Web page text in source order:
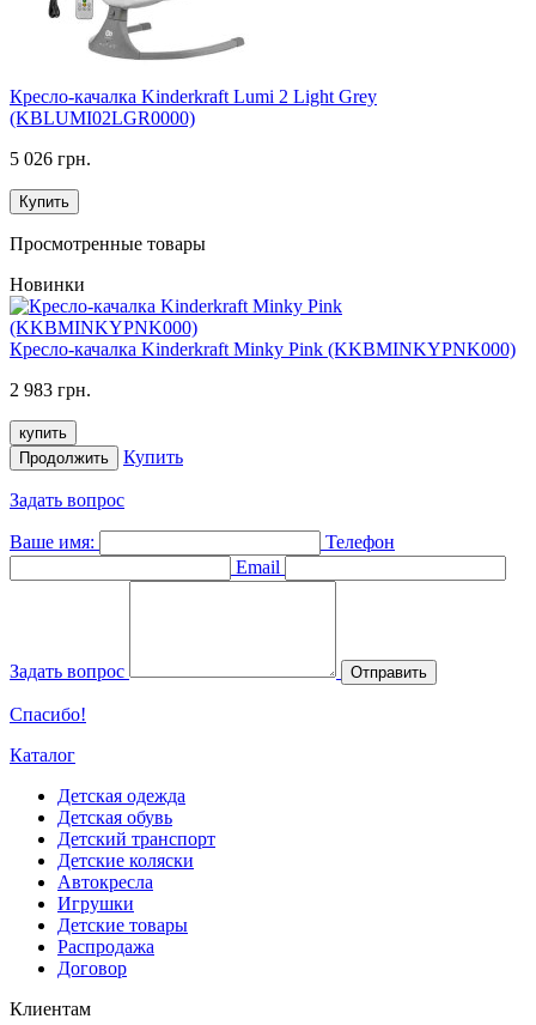
Кресло-качалка Kinderkraft Lumi 2 Light Grey
(KBLUMI02LGR0000)
5 026 грн.
Купить
Просмотренные товары
Новинки
Кресло-качалка Kinderkraft Minky Pink (KKBMINKYPNK000)
2 983 грн.
купить
Продолжить
Купить
Задать вопрос
Ваше имя:
Телефон
Email
Задать вопрос Отправить
Спасибо!
Каталог
Детская одежда
Детская обувь
Детский транспорт
Детские коляски
Автокресла
Игрушки
Детские товары
Распродажа
Договор
Клиентам